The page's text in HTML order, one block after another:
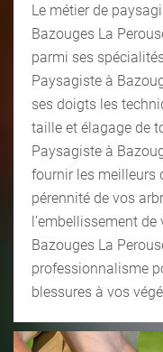
Le métier de
Bazouges La
parmi ses
Paysagiste à
ses doigts les
taille et élagage de
Paysagiste à
fournir les meilleurs
pérennité de vos
l’embellissement
Bazouges La
professionnalisme
blessures à vos